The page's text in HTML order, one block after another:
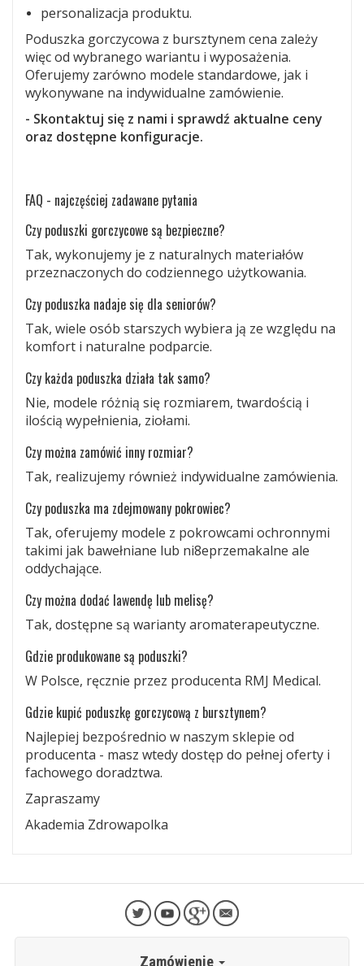
personalizacja produktu.
Poduszka gorczycowa z bursztynem cena zależy
więc od wybranego wariantu i wyposażenia.
Oferujemy zarówno modele standardowe, jak i
wykonywane na indywidualne zamówienie.
- Skontaktuj się z nami i sprawdź aktualne ceny
oraz dostępne konfiguracje.
FAQ - najczęściej zadawane pytania
Czy poduszki gorczycowe są bezpieczne?
Tak, wykonujemy je z naturalnych materiałów
przeznaczonych do codziennego użytkowania.
Czy poduszka nadaje się dla seniorów?
Tak, wiele osób starszych wybiera ją ze względu na
komfort i naturalne podparcie.
Czy każda poduszka działa tak samo?
Nie, modele różnią się rozmiarem, twardością i
ilością wypełnienia, ziołami.
Czy można zamówić inny rozmiar?
Tak, realizujemy również indywidualne zamówienia.
Czy poduszka ma zdejmowany pokrowiec?
Tak, oferujemy modele z pokrowcami ochronnymi
takimi jak bawełniane lub ni8eprzemakalne ale
oddychające.
Czy można dodać lawendę lub melisę?
Tak, dostępne są warianty aromaterapeutyczne.
Gdzie produkowane są poduszki?
W Polsce, ręcznie przez producenta RMJ Medical.
Gdzie kupić poduszkę gorczycową z bursztynem?
Najlepiej bezpośrednio w naszym sklepie od
producenta - masz wtedy dostęp do pełnej oferty i
fachowego doradztwa.
Zapraszamy
Akademia Zdrowapolka
Zamówienie